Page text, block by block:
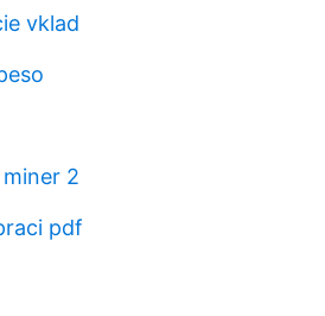
vklad
2
pdf